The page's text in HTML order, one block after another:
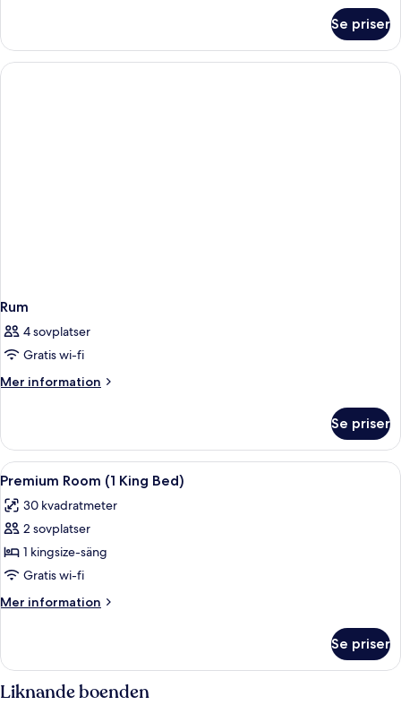
Se priser
Rum
4 sovplatser
Gratis wi-fi
Mer information
Mer
Se priser
Öppna
alla
foton
för
Premium
Room
(1
King
Duntäcken, minibar,
4
Premium Room (1 King Bed)
30 kvadratmeter
2 sovplatser
1 kingsize-säng
Gratis wi-fi
Mer information
Mer
Room
King
Se priser
Liknande boenden